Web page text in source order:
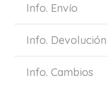
Info. Envío
Info. Devolución
Info. Cambios